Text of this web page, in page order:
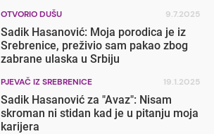
OTVORIO DUŠU 9.7.2025
Sadik Hasanović: Moja porodica je iz
Srebrenice, preživio sam pakao zbog
zabrane ulaska u Srbiju
PJEVAČ IZ SREBRENICE 19.1.2025
Sadik Hasanović za "Avaz": Nisam
skroman ni stidan kad je u pitanju moja
karijera